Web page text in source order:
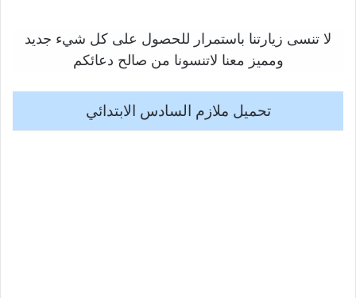
لا تنسى زيارتنا باستمرار للحصول على كل شيء جديد
ومميز معنا لاتنسونا من صالح دعائكم
تحميل ملازم السادس الابتدائي